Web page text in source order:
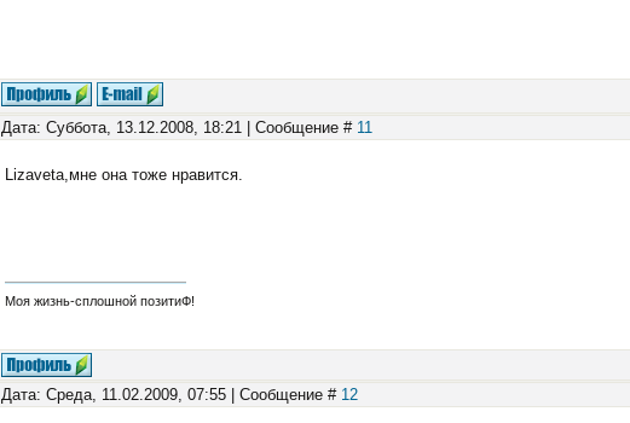
Дата: Суббота, 13.12.2008, 18:21 | Сообщение # 11
Lizaveta,мне она тоже нравится.
Моя жизнь-сплошной позитиФ!
Дата: Среда, 11.02.2009, 07:55 | Сообщение # 12